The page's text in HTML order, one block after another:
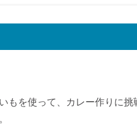
もを使って、カレー作りに挑